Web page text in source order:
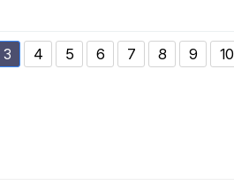
3 4 5 6 7 8 9 10